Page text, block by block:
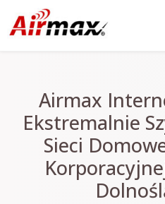
Airmax
Ekstremalnie
Sieci